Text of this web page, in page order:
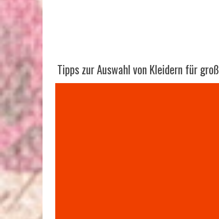
Tipps zur Auswahl von Kleidern für